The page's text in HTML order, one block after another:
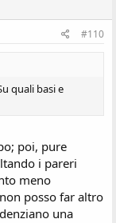
#110
quali basi e
poi, pure
i pareri
meno
posso far altro
una